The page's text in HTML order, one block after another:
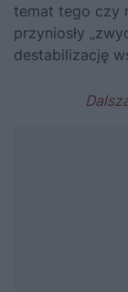
temat tego czy
przyniosły
destabilizację